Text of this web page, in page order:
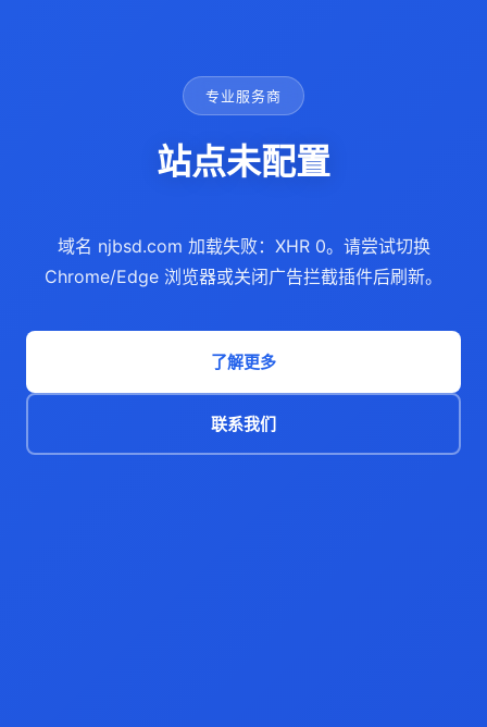
专业服务商
站点未配置
域名 njbsd.com 加载失败：XHR 0。请尝试切换
Chrome/Edge 浏览器或关闭广告拦截插件后刷新。
了解更多
联系我们